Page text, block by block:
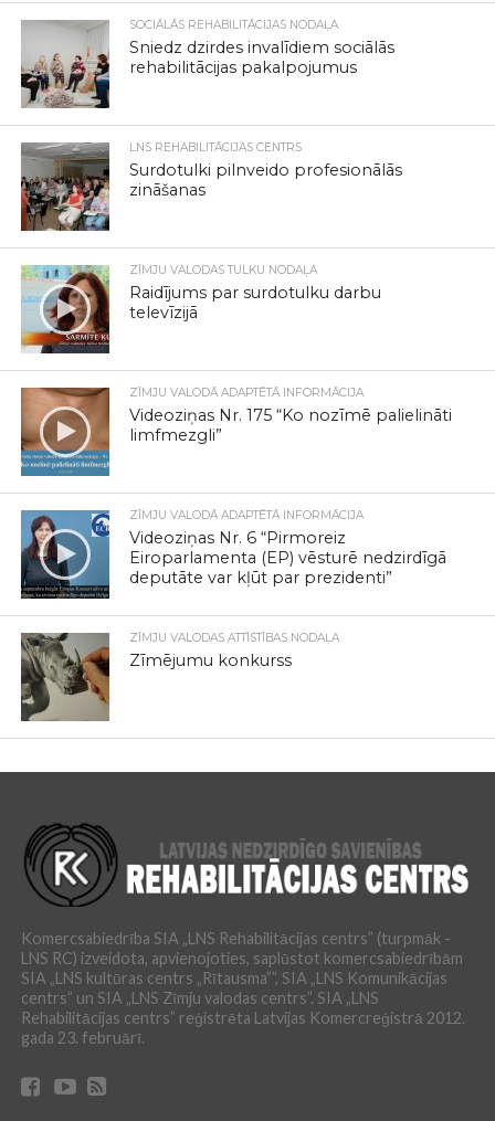
SOCIĀLĀS REHABILITĀCIJAS NODAĻA
Sniedz dzirdes invalīdiem sociālās
rehabilitācijas pakalpojumus
LNS REHABILITĀCIJAS CENTRS
Surdotulki pilnveido profesionālās
zināšanas
ZĪMJU VALODAS TULKU NODAĻA
Raidījums par surdotulku darbu
televīzijā
ZĪMJU VALODĀ ADAPTĒTĀ INFORMĀCIJA
Videoziņas Nr. 175 “Ko nozīmē palielināti
limfmezgli”
ZĪMJU VALODĀ ADAPTĒTĀ INFORMĀCIJA
Videoziņas Nr. 6 “Pirmoreiz
Eiroparlamenta (EP) vēsturē nedzirdīgā
deputāte var kļūt par prezidenti”
ZĪMJU VALODAS ATTĪSTĪBAS NODAĻA
Zīmējumu konkurss
Komercsabiedrība SIA „LNS Rehabilitācijas centrs” (turpmāk -
LNS RC) izveidota, apvienojoties, saplūstot komercsabiedrībām
SIA „LNS kultūras centrs „Rītausma””, SIA „LNS Komunikācijas
centrs” un SIA „LNS Zīmju valodas centrs”. SIA „LNS
Rehabilitācijas centrs” reģistrēta Latvijas Komercreģistrā 2012.
gada 23. februārī.